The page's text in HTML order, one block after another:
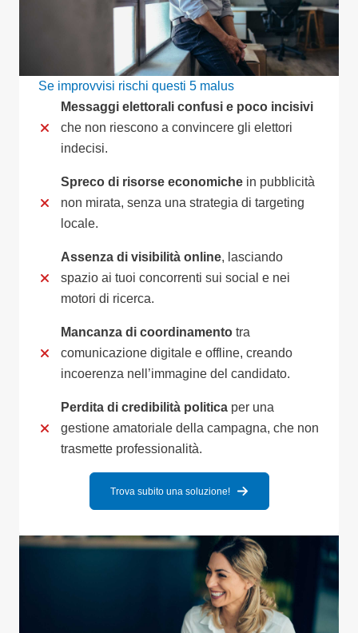
Se improvvisi rischi questi 5 malus
Messaggi elettorali confusi e poco incisivi
che non riescono a convincere gli elettori
indecisi.
Spreco di risorse economiche in pubblicità
non mirata, senza una strategia di targeting
locale.
Assenza di visibilità online, lasciando
spazio ai tuoi concorrenti sui social e nei
motori di ricerca.
Mancanza di coordinamento tra
comunicazione digitale e offline, creando
incoerenza nell’immagine del candidato.
Perdita di credibilità politica per una
gestione amatoriale della campagna, che non
trasmette professionalità.
Trova subito una soluzione!